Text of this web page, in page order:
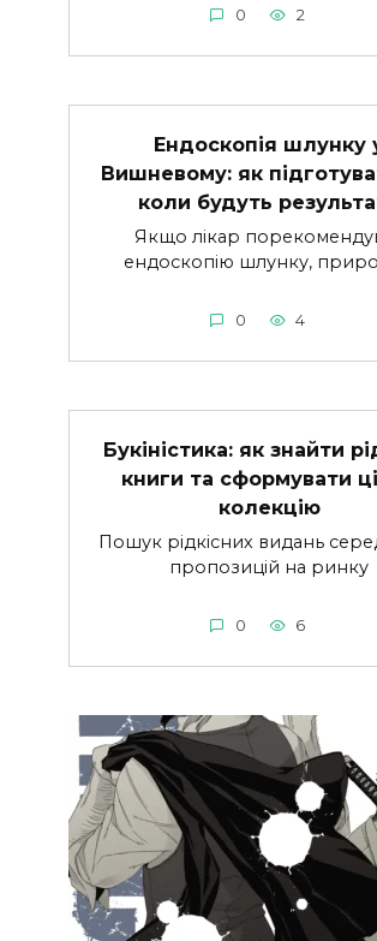
0 2
Ендоскопія шлунку
Вишневому: як
коли будуть
Якщо лікар
ендоскопію шлунку,
0 4
Букіністика: як знайти
книги та сформувати
колекцію
Пошук рідкісних видань
пропозицій на ринку
0 6